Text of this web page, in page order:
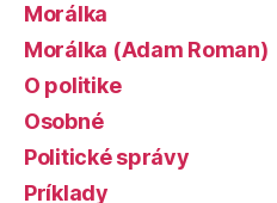
Morálka
Morálka (Adam Roman)
O politike
Osobné
Politické správy
Príklady